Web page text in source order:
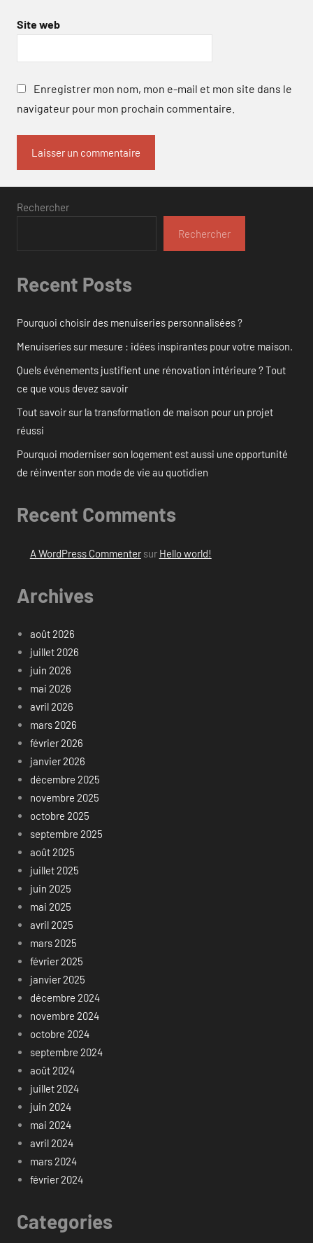
Site web
Enregistrer mon nom, mon e-mail et mon site dans le
navigateur pour mon prochain commentaire.
Rechercher
Rechercher
Recent Posts
Pourquoi choisir des menuiseries personnalisées ?
Menuiseries sur mesure : idées inspirantes pour votre maison.
Quels événements justifient une rénovation intérieure ? Tout
ce que vous devez savoir
Tout savoir sur la transformation de maison pour un projet
réussi
Pourquoi moderniser son logement est aussi une opportunité
de réinventer son mode de vie au quotidien
Recent Comments
A WordPress Commentersur Hello world!
Archives
août 2026
juillet 2026
juin 2026
mai 2026
avril 2026
mars 2026
février 2026
janvier 2026
décembre 2025
novembre 2025
octobre 2025
septembre 2025
août 2025
juillet 2025
juin 2025
mai 2025
avril 2025
mars 2025
février 2025
janvier 2025
décembre 2024
novembre 2024
octobre 2024
septembre 2024
août 2024
juillet 2024
juin 2024
mai 2024
avril 2024
mars 2024
février 2024
Categories